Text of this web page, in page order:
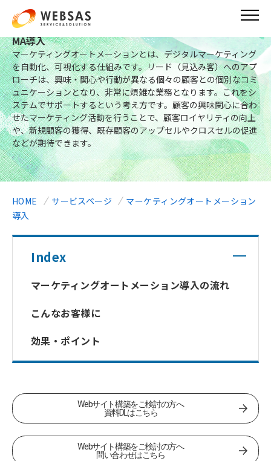
コ
ン
テ
ン
ツ
に
移
動
Webサイト構築
MA導入
マーケティングオートメーションとは、デジタルマーケティング
を自動化、可視化する仕組みです。リード（見込み客）へのアプ
ローチは、興味・関心や行動が異なる個々の顧客との個別なコミ
ュニケーションとなり、非常に煩雑な業務となります。これをシ
ステムでサポートするという考え方です。顧客の興味関心に合わ
せたマーケティング活動を行うことで、顧客ロイヤリティの向上
や、新規顧客の獲得、既存顧客のアップセルやクロスセルの促進
などが期待できます。
HOME サービスページ
マーケティングオートメーション
導入
Index
マーケティングオートメーション導入の流れ
こんなお客様に
効果・ポイント
Webサイト構築をご検討の方へ
資料DLはこちら
資料DLはこちら
Webサイト構築をご検討の方へ
問い合わせはこちら
問い合わせはこちら